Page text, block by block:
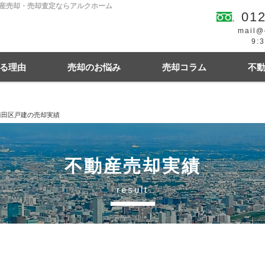
売却・売却査定ならアルクホーム
理由 売却のお悩み
空き家 住宅ローンにお悩み
売却コラム
の費用・税金 豆知識情報
不
市東区 札幌市西区 札幌市中央区 札幌
区戸建の売却実績
不動産売却実績
result